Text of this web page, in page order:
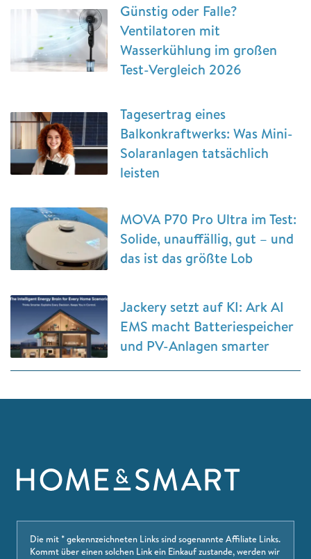
Günstig oder Falle?
Ventilatoren mit
Wasserkühlung im großen
Test-Vergleich 2026
Tagesertrag eines
Balkonkraftwerks: Was Mini-
Solaranlagen tatsächlich
leisten
MOVA P70 Pro Ultra im Test:
Solide, unauffällig, gut – und
das ist das größte Lob
Jackery setzt auf KI: Ark AI
EMS macht Batteriespeicher
und PV-Anlagen smarter
Die mit * gekennzeichneten Links sind sogenannte Affiliate Links.
Kommt über einen solchen Link ein Einkauf zustande, werden wir